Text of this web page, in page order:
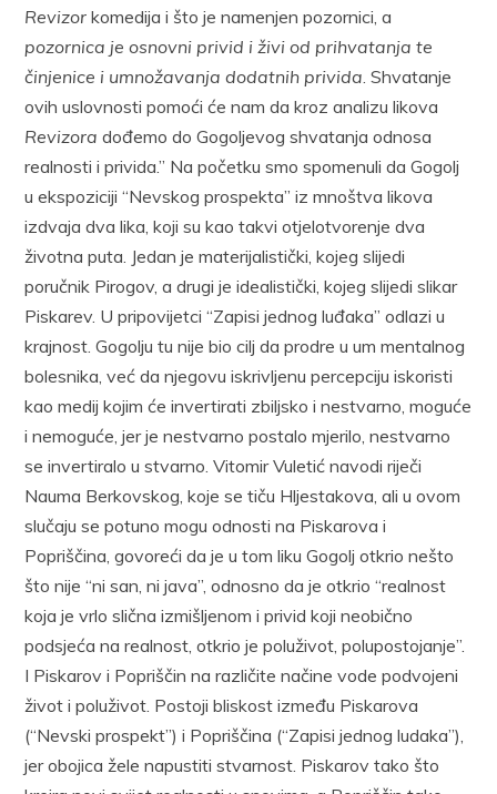
Revizor komedija i što je namenjen pozornici, a
pozornica je osnovni privid i živi od prihvatanja te
činjenice i umnožavanja dodatnih privida . Shvatanje
ovih uslovnosti pomoći će nam da kroz analizu likova
Revizora dođemo do Gogoljevog shvatanja odnosa
realnosti i privida.” Na početku smo spomenuli da Gogolj
u ekspoziciji “Nevskog prospekta” iz mnoštva likova
izdvaja dva lika, koji su kao takvi otjelotvorenje dva
životna puta. Jedan je materijalistički, kojeg slijedi
poručnik Pirogov, a drugi je idealistički, kojeg slijedi slikar
Piskarev. U pripovijetci “Zapisi jednog luđaka” odlazi u
krajnost. Gogolju tu nije bio cilj da prodre u um mentalnog
bolesnika, već da njegovu iskrivljenu percepciju iskoristi
kao medij kojim će invertirati zbiljsko i nestvarno, moguće
i nemoguće, jer je nestvarno postalo mjerilo, nestvarno
se invertiralo u stvarno. Vitomir Vuletić navodi riječi
Nauma Berkovskog, koje se tiču Hljestakova, ali u ovom
slučaju se potuno mogu odnosti na Piskarova i
Popriščina, govoreći da je u tom liku Gogolj otkrio nešto
što nije “ni san, ni java”, odnosno da je otkrio “realnost
koja je vrlo slična izmišljenom i privid koji neobično
podsjeća na realnost, otkrio je poluživot, polupostojanje”.
I Piskarov i Popriščin na različite načine vode podvojeni
život i poluživot. Postoji bliskost između Piskarova
(“Nevski prospekt”) i Popriščina (“Zapisi jednog ludaka”),
jer obojica žele napustiti stvarnost. Piskarov tako što